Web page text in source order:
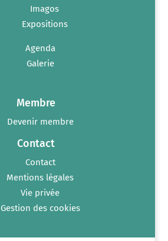
Imagos
Expositions
Agenda
Galerie
Membre
Devenir membre
Contact
Contact
Mentions légales
Vie privée
Gestion des cookies